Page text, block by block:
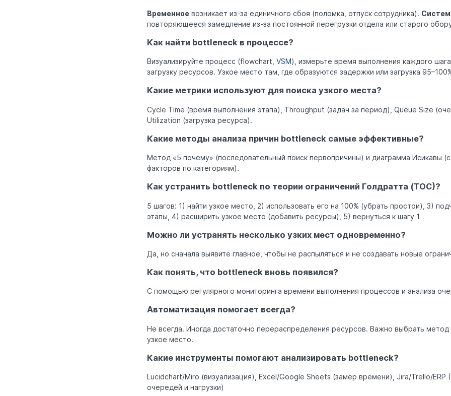
Временное возникает из-за единичного сбоя (поломка, отпуск сотрудника).
повторяющееся замедление из-за постоянной перегрузки отдела или старого
Как найти bottleneck в процессе?
Визуализируйте процесс (flowchart, VSM), измерьте время выполнения каждого
загрузку ресурсов. Узкое место там, где образуются задержки или загрузка
Какие метрики используют для поиска узкого места?
Cycle Time (время выполнения этапа), Throughput (задач за период), Queue Size
Utilization (загрузка ресурса).
Какие методы анализа причин bottleneck самые эффективные?
Метод «5 почему» (последовательный поиск первопричины) и диаграмма Исикавы
факторов по категориям).
Как устранить bottleneck по теории ограничений Голдратта (TOC)?
5 шагов: 1) найти узкое место, 2) использовать его на 100% (убрать простои), 3)
этапы, 4) расширить узкое место (добавить ресурсы), 5) вернуться к шагу 1
Можно ли устранять несколько узких мест одновременно?
Да, но сначала выявите главное, чтобы не распыляться и не создавать новые
Как понять, что bottleneck вновь появился?
С помощью регулярного мониторинга времени выполнения процессов и анализа
Автоматизация помогает всегда?
Не всегда. Иногда достаточно перераспределения ресурсов. Важно выбрать метод
узкое место.
Какие инструменты помогают анализировать bottleneck?
Lucidchart/Miro (визуализация), Excel/Google Sheets (замер времени), Jira/Trello/ERP
очередей и нагрузки)